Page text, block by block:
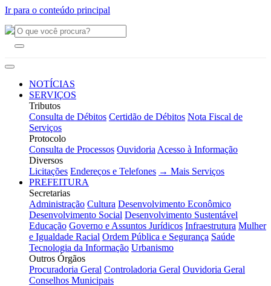
Ir para o conteúdo principal
NOTÍCIAS
SERVIÇOS
Tributos
Consulta de Débitos Certidão de Débitos Nota Fiscal de
Serviços
Protocolo
Consulta de Processos Ouvidoria Acesso à Informação
Diversos
Licitações Endereços e Telefones → Mais Serviços
PREFEITURA
Secretarias
Administração Cultura Desenvolvimento Econômico
Desenvolvimento Social Desenvolvimento Sustentável
Educação Governo e Assuntos Jurídicos Infraestrutura Mulher
e Igualdade Racial Ordem Pública e Segurança Saúde
Tecnologia da Informação Urbanismo
Outros Órgãos
Procuradoria Geral Controladoria Geral Ouvidoria Geral
Conselhos Municipais